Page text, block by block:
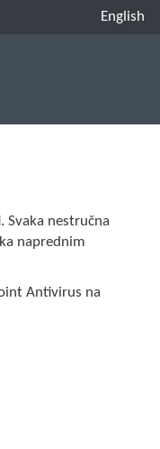
English
Svaka nestručna
naprednim
Antivirus na